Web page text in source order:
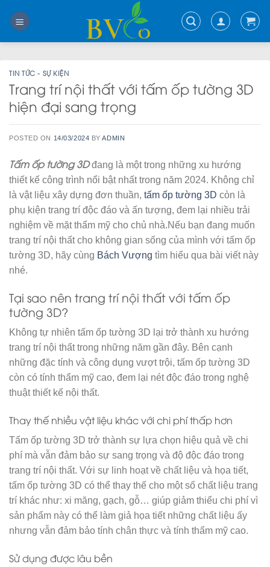
TIN TỨC - SỰ KIỆN
Trang trí nội thất với tấm ốp tường 3D
hiện đại sang trọng
POSTED ON 14/03/2024 BYADMIN
Tấm ốp tường 3Dđang là một trong những xu hướng
thiết kế công trình nổi bật nhất trong năm 2024. Không chỉ
là vật liệu xây dựng đơn thuần, tấm ốp tường 3D còn là
phụ kiện trang trí độc đáo và ấn tượng, đem lại nhiều trải
nghiệm về mặt thẩm mỹ cho chủ nhà.Nếu bạn đang muốn
trang trí nội thất cho không gian sống của mình với tấm ốp
tường 3D, hãy cùng Bách Vượng tìm hiểu qua bài viết này
nhé.
Tại sao nên trang trí nội thất với tấm ốp
tường 3D?
Không tự nhiên tấm ốp tường 3D lại trở thành xu hướng
trang trí nội thất trong những năm gần đây. Bên cạnh
những đặc tính và công dụng vượt trội, tấm ốp tường 3D
còn có tính thẩm mỹ cao, đem lại nét độc đáo trong nghệ
thuật thiết kế nội thất.
Thay thế nhiều vật liệu khác với chi phí thấp hơn
Tấm ốp tường 3D trở thành sự lựa chọn hiệu quả về chi
phí mà vẫn đảm bảo sự sang trọng và độ độc đáo trong
trang trí nội thất. Với sự linh hoạt về chất liệu và họa tiết,
tấm ốp tường 3D có thể thay thế cho một số chất liệu trang
trí khác như: xi măng, gạch, gỗ… giúp giảm thiểu chi phí vì
sản phẩm này có thể làm giả họa tiết những chất liệu ấy
nhưng vẫn đảm bảo tính chân thực và tính thẩm mỹ cao.
Sử dụng được lâu bền